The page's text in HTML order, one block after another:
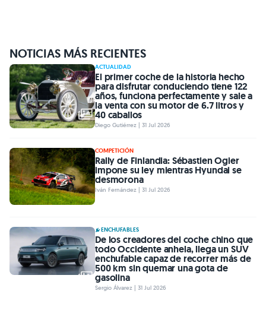
NOTICIAS MÁS RECIENTES
ACTUALIDAD
El primer coche de la historia hecho
para disfrutar conduciendo tiene 122
años, funciona perfectamente y sale a
la venta con su motor de 6.7 litros y
40 caballos
Diego Gutiérrez | 31 Jul 2026
COMPETICIÓN
Rally de Finlandia: Sébastien Ogier
impone su ley mientras Hyundai se
desmorona
Iván Fernández | 31 Jul 2026
ENCHUFABLES
De los creadores del coche chino que
todo Occidente anhela, llega un SUV
enchufable capaz de recorrer más de
500 km sin quemar una gota de
gasolina
Sergio Álvarez | 31 Jul 2026